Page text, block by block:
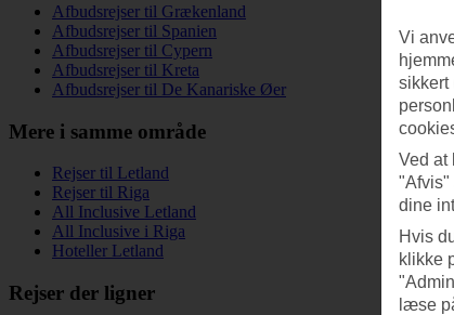
Afbudsrejser til Grækenland
Afbudsrejser til Spanien
Afbudsrejser til Cypern
Afbudsrejser til Kreta
Afbudsrejser til De Kanariske Øer
Mere i samme område
Rejser til Letland
Rejser til Riga
All Inclusive Letland
All Inclusive i Riga
Hoteller Letland
Rejser der ligner
Vi
sikkert
Ved at
"Afvis"
dine
Hvis
klikke
læse